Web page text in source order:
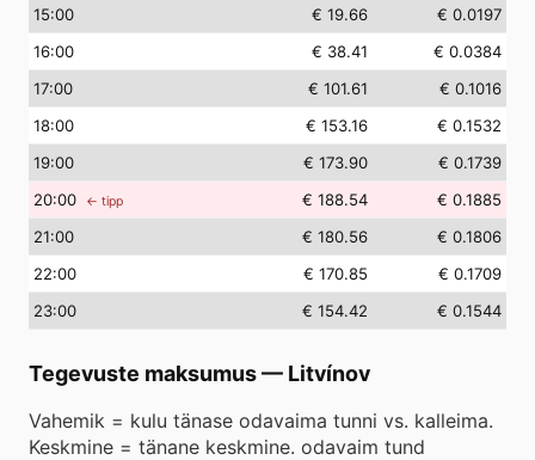
15:00 € 19.66
€ 0.0197
16:00 € 38.41
€ 0.0384
17:00 € 101.61
€ 0.1016
18:00 € 153.16
€ 0.1532
19:00 € 173.90
€ 0.1739
20:00 ← tipp € 188.54
€ 0.1885
21:00 € 180.56
€ 0.1806
22:00 € 170.85
€ 0.1709
23:00 € 154.42 € 0.1544
Tegevuste maksumus— Litvínov
Vahemik = kulu tänase odavaima tunni vs. kalleima.
Keskmine = tänane keskmine. odavaim tund